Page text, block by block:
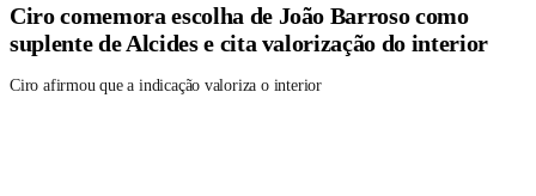
Ciro comemora escolha de João Barroso como
suplente de Alcides e cita valorização do interior
Ciro afirmou que a indicação valoriza o interior